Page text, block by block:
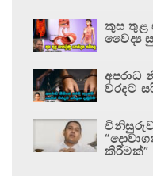
කුස තුළ
වෛද්‍ය
අපරාධ
වරදට
කිරීමක්”